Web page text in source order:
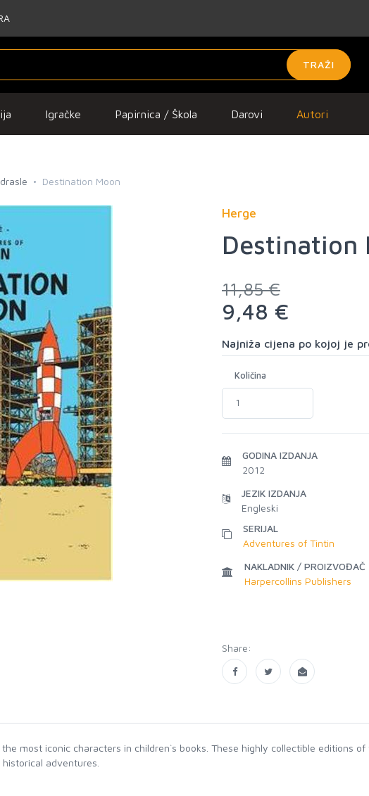
TRAŽI
Igračke Papirnica / Škola Darovi Autori
Destination Moon
Herge
Destination
11,85 €
9,48 €
Najniža cijena po kojoj je
Količina
GODINA IZDANJA
2012
JEZIK IZDANJA
Engleski
SERIJAL
Adventures of Tintin
NAKLADNIK / PROIZVOĐAČ
Harpercollins Publishers
Share:
most iconic characters in children`s books. These highly collectible editions
adventures.